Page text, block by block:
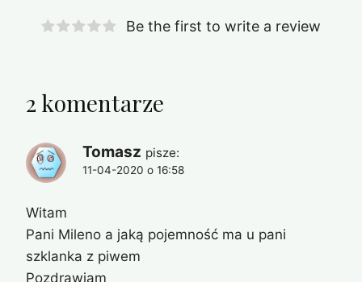
Be the first to write a review
2 komentarze
Tomasz pisze:
11-04-2020 o 16:58
Witam
Pani Mileno a jaką pojemność ma u pani
szklanka z piwem
Pozdrawiam